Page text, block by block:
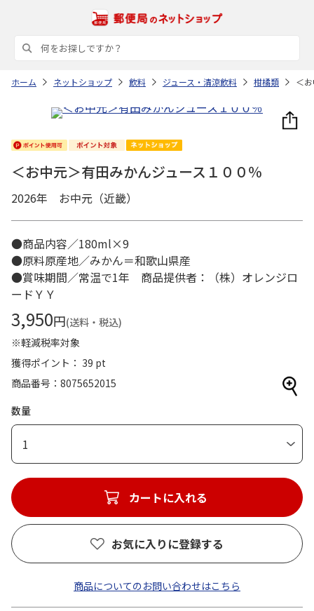
ホーム ネットショップ 飲料 ジュース・清涼飲料 柑橘類 ＜
＜お中元＞有田みかんジュース１００％
2026年 お中元（近畿）
●商品内容／180ml×9
●原料原産地／みかん＝和歌山県産
●賞味期間／常温で1年 商品提供者：（株）オレンジロ
ードＹＹ
3,950円(送料・税込)
※軽減税率対象
獲得ポイント： 39 pt
商品番号
8075652015
数量
1
カートに入れる
お気に入りに登録する
商品についてのお問い合わせはこちら